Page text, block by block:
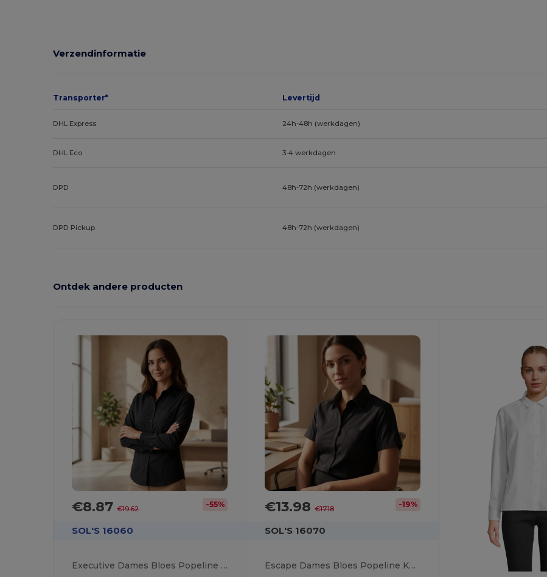
Verzendinformatie
Transporter* Levertijd
DHL Express 24h-48h (werkdagen)
DHL Eco 3-4 werkdagen
DPD 48h-72h (werkdagen)
DPD Pickup 48h-72h (werkdagen)
Ontdek andere producten
€8.87€19.62 -55%
SOL'S 16060
Executive Dames Bloes Popeline Lange Mouwen
€13.98 €17.18 -19%
SOL'S 16070
Escape Dames Bloes Popeline Korte Mouwen